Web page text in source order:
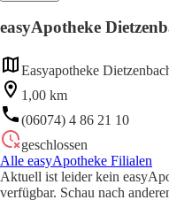
easyApotheke
Easyapotheke
1,00 km
(06074) 4 86 21 10
geschlossen
Alle easyApotheke Filialen
Aktuell ist leider kein
verfügbar. Schau nach